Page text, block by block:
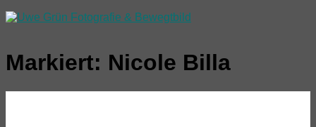
Markiert: Nicole Billa